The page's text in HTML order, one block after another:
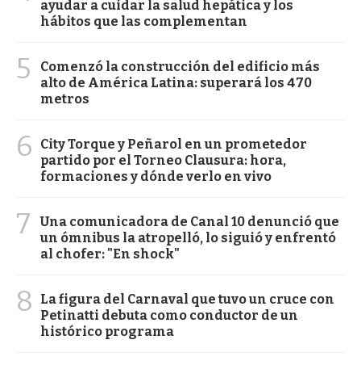
ayudar a cuidar la salud hepática y los
hábitos que las complementan
5
Comenzó la construcción del edificio más
alto de América Latina: superará los 470
metros
6
City Torque y Peñarol en un prometedor
partido por el Torneo Clausura: hora,
formaciones y dónde verlo en vivo
7
Una comunicadora de Canal 10 denunció que
un ómnibus la atropelló, lo siguió y enfrentó
al chofer: "En shock"
8
La figura del Carnaval que tuvo un cruce con
Petinatti debuta como conductor de un
histórico programa